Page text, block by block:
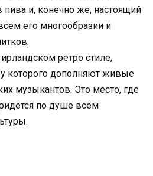
и, конечно же, настоящий
его многообразии и
ретро стиле,
которого дополняют живые
музыкантов. Это место, где
по душе всем